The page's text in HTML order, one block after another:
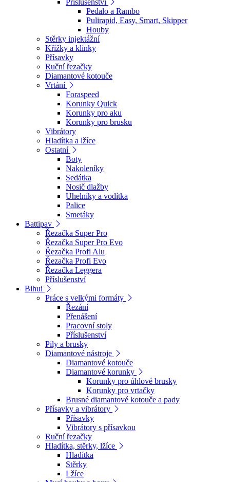
Pedalo a Rambo
Pulirapid, Easy, Smart, Skipper
Houby
Stěrky injektážní
Křížky a klínky
Přísavky
Ruční řezačky
Diamantové kotouče
Vrtání
Foraspeed
Korunky Quick
Korunky pro aku
Korunky pro brusku
Vibrátory
Hladítka a lžíce
Ostatní
Boty
Nakoleníky
Sedátka
Nosič dlažby
Uhelníky a vodítka
Palice
Smetáky
Battipav
Řezačka Super Pro
Řezačka Super Pro Evo
Řezačka Profi Alu
Řezačka Profi Evo
Řezačka Leggera
Příslušenství
Bihui
Práce s velkými formáty
Řezání
Přenášení
Pracovní stoly
Příslušenství
Pily a brusky
Diamantové nástroje
Diamantové kotouče
Diamantové korunky
Korunky pro úhlové brusky
Korunky pro vrtačky
Brusné diamantové kotouče a pady
Přísavky a vibrátory
Přísavky
Vibrátory s přísavkou
Ruční řezačky
Hladítka, stěrky, lžíce
Hladítka
Stěrky
Lžíce